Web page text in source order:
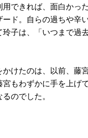
できれば、面白かっ
ド。自らの過ちや辛
子は、「いつまで過
けたのは、以前、藤
もわずかに手を上げ
のでした。